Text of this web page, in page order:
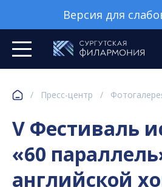
Версия для
/ Пресс-центр /
V Фестиваль
«60
английской